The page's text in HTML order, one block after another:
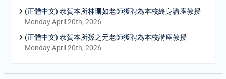
(正體中文) 恭賀本所林珊如老師獲聘為本校終身講座教授
Monday April 20th, 2026
(正體中文) 恭賀本所孫之元老師獲聘為本校講座教授
Monday April 20th, 2026